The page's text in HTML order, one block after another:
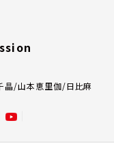
晶/山本恵里伽/日比麻